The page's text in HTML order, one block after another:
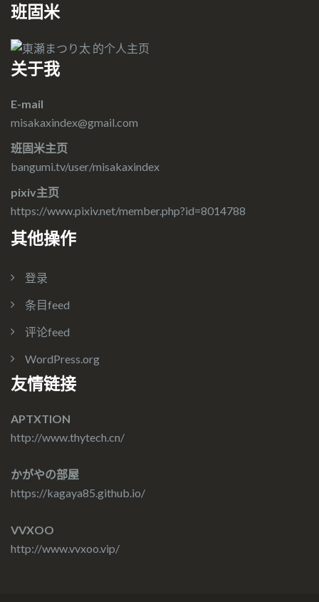
班固米
关于我
E-mail
misakaxindex@gmail.com
班固米主页
bangumi.tv/user/misakaxindex
pixiv主页
https://www.pixiv.net/member.php?id=8014788
其他操作
登录
条目feed
评论feed
WordPress.org
友情链接
APTXTION
http://www.thytech.cn/
かがやの部屋
https://kagaya85.github.io/
VVXOO
http://www.vvxoo.vip/